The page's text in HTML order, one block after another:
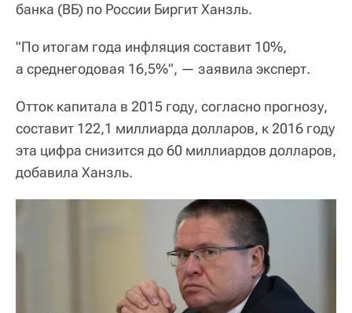
банка (ВБ) по России Биргит Ханзль.
"По итогам года инфляция составит 10%,
а среднегодовая 16,5%", — заявила эксперт.
Отток капитала в 2015 году, согласно прогнозу,
составит 122,1 миллиарда долларов, к 2016 году
эта цифра снизится до 60 миллиардов долларов,
добавила Ханзль.